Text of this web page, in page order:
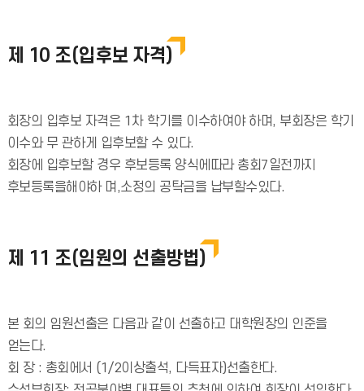
제 10 조(입후보 자격)
회장의 입후보 자격은 1차 학기를 이수하여야 하며, 부회장은 학기
이수와 무 관하게 입후보할 수 있다.
회장에 입후보할 경우 후보등록 양식에따라 총회7일전까지
후보등록을해야하 며,소정의 공탁금을 납부할수있다.
제 11 조(임원의 선출방법)
본 회의 임원선출은 다음과 같이 선출하고 대학원장의 인준을
얻는다.
회 장 : 총회에서 (1/2이상출석, 다득표자)선출한다.